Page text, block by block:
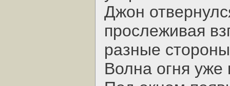
Джон
прослеживая
разные
Волна огня